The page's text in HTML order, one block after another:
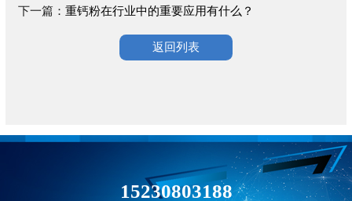
下一篇：重钙粉在行业中的重要应用有什么？
返回列表
15230803188